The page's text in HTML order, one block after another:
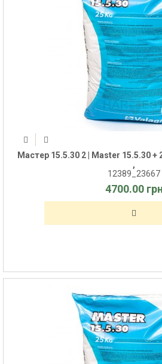
Мастер 15.5.30 2 | Master 15.5.30 +
,
12389_23667
4700.00 грн